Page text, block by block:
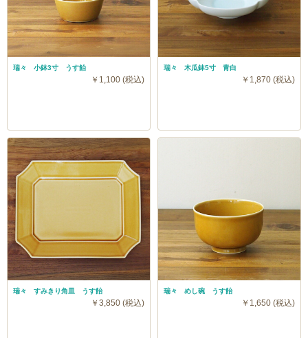
瑞々 小鉢3寸 うす飴
￥1,100 (税込)
瑞々 木瓜鉢5寸 青白
￥1,870 (税込)
瑞々 すみきり角皿 うす飴
￥3,850 (税込)
瑞々 めし碗 うす飴
￥1,650 (税込)